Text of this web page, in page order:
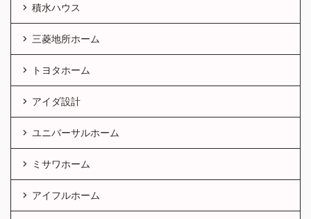
積水ハウス
三菱地所ホーム
トヨタホーム
アイダ設計
ユニバーサルホーム
ミサワホーム
アイフルホーム